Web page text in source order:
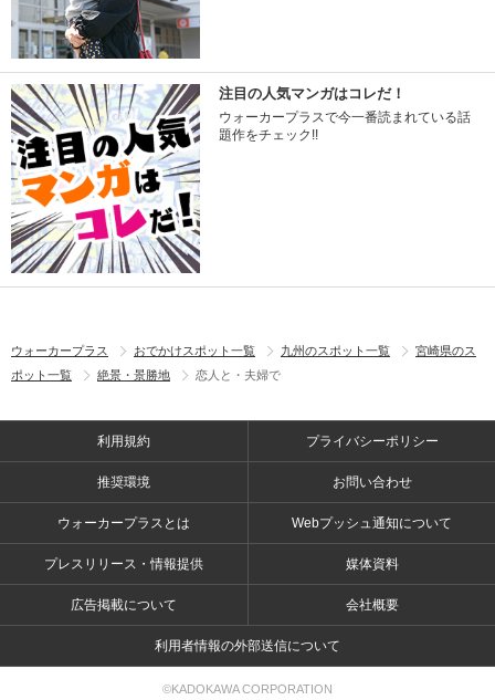
注目の人気マンガはコレだ！
ウォーカープラスで今一番読まれている話
題作をチェック!!
ウォーカープラス おでかけスポット一覧 九州のスポット一覧
宮崎県のス
ポット一覧
絶景・景勝地 恋人と・夫婦で
利用規約 プライバシーポリシー
推奨環境 お問い合わせ
ウォーカープラスとは Webプッシュ通知について
プレスリリース・情報提供 媒体資料
広告掲載について 会社概要
利用者情報の外部送信について
©KADOKAWA CORPORATION